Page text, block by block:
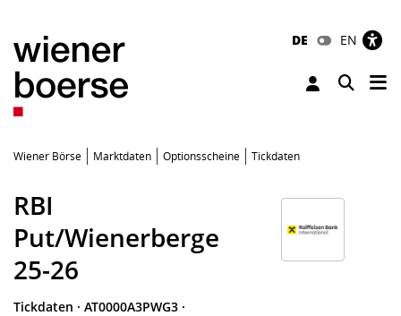
DE EN
Toggle
Wiener Börse Marktdaten Optionsscheine Tickdaten
RBI
Put/Wienerberge
25-26
Tickdaten · AT0000A3PWG3 ·